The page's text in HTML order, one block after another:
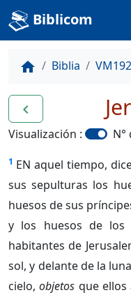
Biblicom
home Biblia
navigate_before
Visualización : N°
1 EN aquel tiempo,
sus sepulturas los
huesos de sus
y los huesos de los
habitantes de
sol, y delante de la
cielo,objetos que ellos